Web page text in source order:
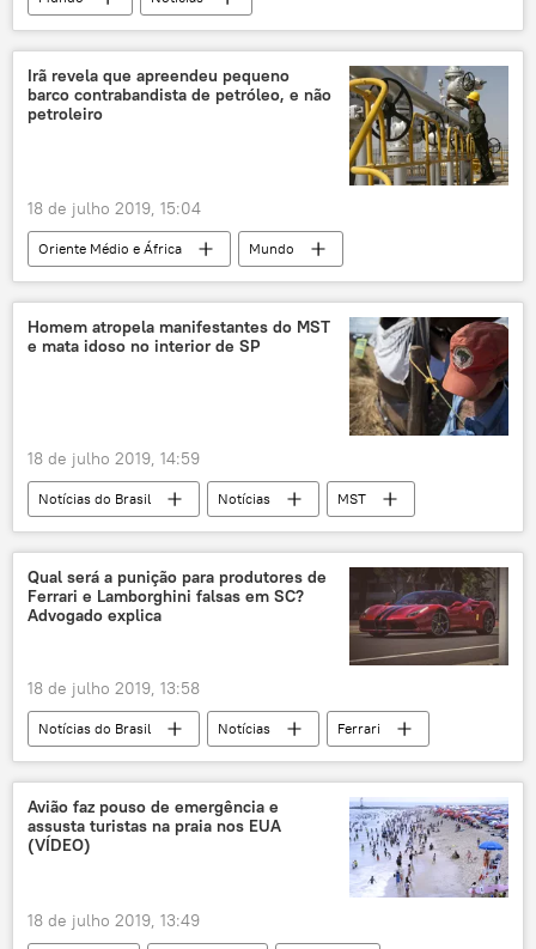
Oriente Médio e África
Américas
Irã
EUA
Irã revela que apreendeu pequeno
barco contrabandista de petróleo, e não
petroleiro
18 de julho 2019, 15:04
Oriente Médio e África
Mundo
Notícias
Irã
contrabando
Mohammad Javad Zarif
Corpo da Guarda Revolucionária Islâmica do Irã
Reino Unido
Homem atropela manifestantes do MST
e mata idoso no interior de SP
18 de julho 2019, 14:59
Notícias do Brasil Notícias MST
Qual será a punição para produtores de
Ferrari e Lamborghini falsas em SC?
Advogado explica
18 de julho 2019, 13:58
Notícias do Brasil Notícias
Ferrari
falsificação
carros Polícia Civil
Avião faz pouso de emergência e
assusta turistas na praia nos EUA
(VÍDEO)
18 de julho 2019, 13:49